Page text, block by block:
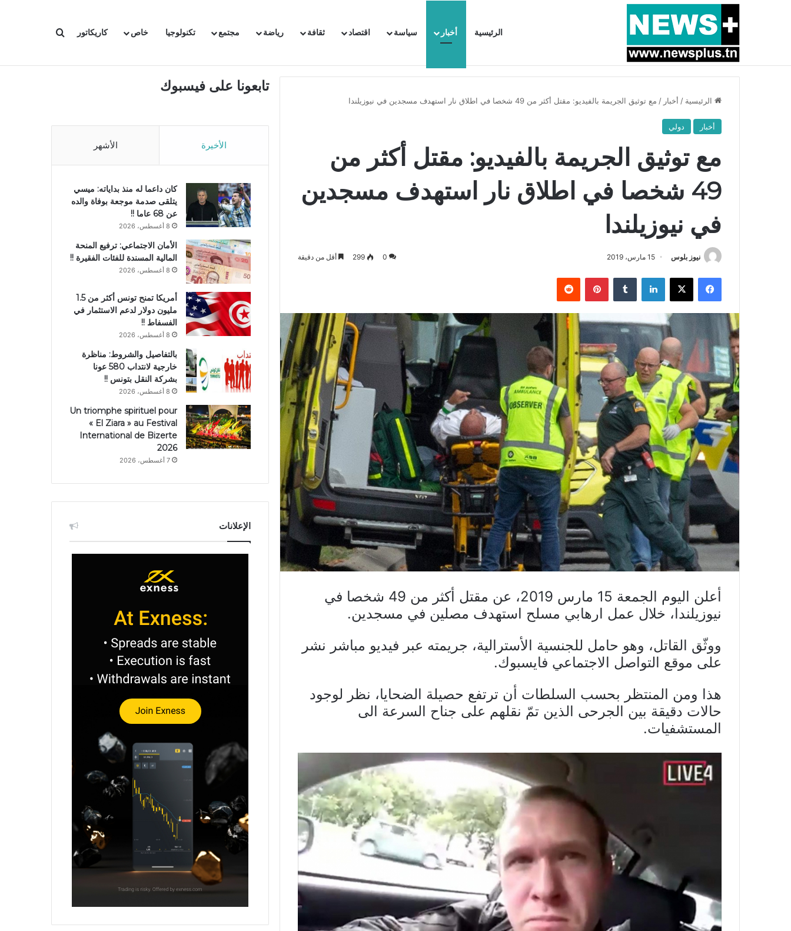
الرئيسية أخبار سياسة اقتصاد ثقافة رياضة مجتمع تكنولوجيا خاص كاريكاتور بحث عن
أخبار عاجلة بسبب المرزوقي وبتكليف من سعيّد: الخارجية تستدعي السفيرة الفرنسية بتونس وتبلغها احتجاجا شديد اللهجة !!
الرئيسية / أخبار / مع توثيق الجريمة بالفيديو: مقتل أكثر من 49 شخصا في اطلاق نار استهدف مسجدين في نيوزيلندا
أخبار دولي
مع توثيق الجريمة بالفيديو: مقتل أكثر من
49 شخصا في اطلاق نار استهدف مسجدين
في نيوزيلندا
نيوز بلوس 15 مارس، 2019 0
299 أقل من دقيقة
فيسبوك X لينكدإن بينتيريست
أعلن اليوم الجمعة 15 مارس 2019، عن مقتل أكثر من 49 شخصا في
نيوزيلندا، خلال عمل ارهابي مسلح استهدف مصلين في مسجدين.
ووثّق القاتل، وهو حامل للجنسية الأسترالية، جريمته عبر فيديو مباشر نشر
على موقع التواصل الاجتماعي فايسبوك.
هذا ومن المنتظر بحسب السلطات أن ترتفع حصيلة الضحايا، نظر لوجود
حالات دقيقة بين الجرحى الذين تمّ نقلهم على جناح السرعة الى
المستشفيات.
تابعونا على فيسبوك
الأخيرة الأشهر
كان داعما له منذ بداياته: ميسي
يتلقى صدمة موجعة بوفاة والده
عن 68 عاما !!
8 أغسطس، 2026
الأمان الاجتماعي: ترفيع المنحة
المالية المسندة للفئات الفقيرة !!
8 أغسطس، 2026
أمريكا تمنح تونس أكثر من 1.5
مليون دولار لدعم الاستثمار في
الفسفاط !!
8 أغسطس، 2026
بالتفاصيل والشروط: مناظرة
خارجية لانتداب 580 عونا
بشركة النقل بتونس !!
8 أغسطس، 2026
Un triomphe spirituel pour
« El Ziara » au Festival
International de Bizerte
2026
7 أغسطس، 2026
الإعلانات